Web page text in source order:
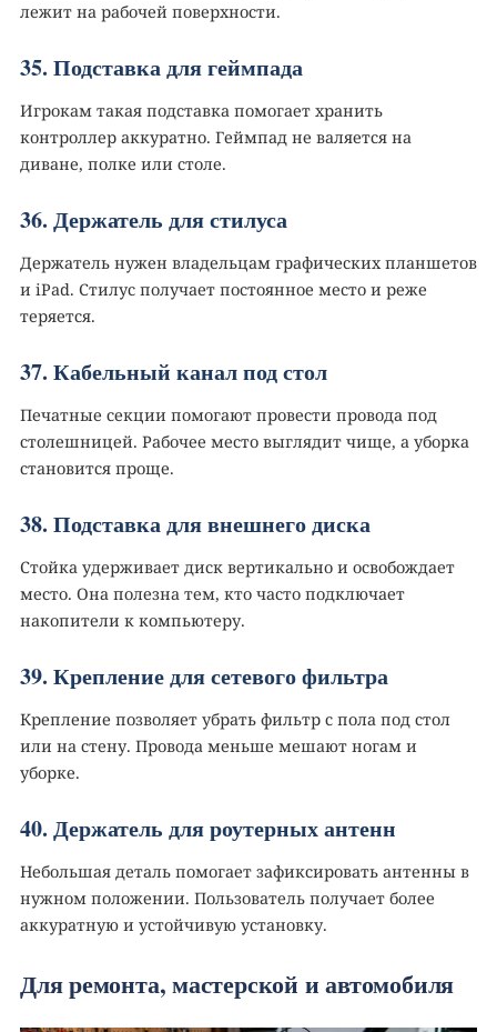
лежит на рабочей поверхности.
35. Подставка для геймпада
Игрокам такая подставка помогает хранить
контроллер аккуратно. Геймпад не валяется на
диване, полке или столе.
36. Держатель для стилуса
Держатель нужен владельцам графических планшетов
и iPad. Стилус получает постоянное место и реже
теряется.
37. Кабельный канал под стол
Печатные секции помогают провести провода под
столешницей. Рабочее место выглядит чище, а уборка
становится проще.
38. Подставка для внешнего диска
Стойка удерживает диск вертикально и освобождает
место. Она полезна тем, кто часто подключает
накопители к компьютеру.
39. Крепление для сетевого фильтра
Крепление позволяет убрать фильтр с пола под стол
или на стену. Провода меньше мешают ногам и
уборке.
40. Держатель для роутерных антенн
Небольшая деталь помогает зафиксировать антенны в
нужном положении. Пользователь получает более
аккуратную и устойчивую установку.
Для ремонта, мастерской и автомобиля